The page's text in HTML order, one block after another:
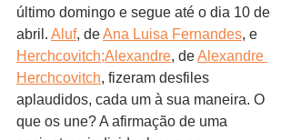
último domingo e segue até o dia 10 de
abril. Aluf, de Ana Luisa Fernandes, e
Herchcovitch;Alexandre, de Alexandre
Herchcovitch, fizeram desfiles
aplaudidos, cada um à sua maneira. O
que os une? A afirmação de uma